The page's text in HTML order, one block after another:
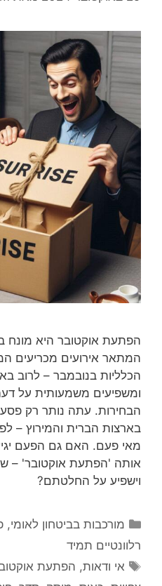
הפתעת אוקטובר היא מונח
המתאר אירועים מכריעים
הכלליות בנובמבר – לרוב
ומשפיעים משמעותית על
הבחירות. עתה נותר רק פסע
בארצות הברית והמירוץ –
מאי פעם. האם גם הפעם
אותה 'הפתעת אוקטובר' –
וישפיע על החלטתם?
קטגוריות
מורכבות בביטחון לאומי,
רלוונטיים תמיד
תגיות
אי ודאות, הפתעת